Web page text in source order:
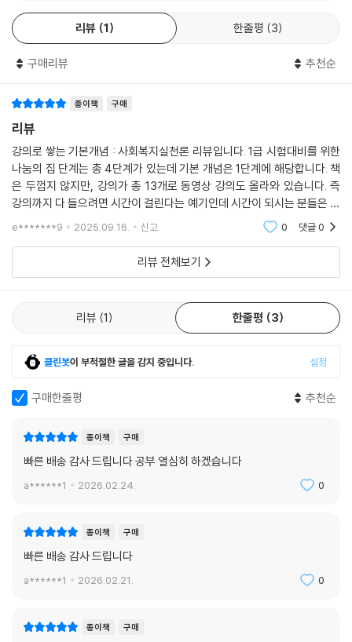
리뷰 1 한줄평 3
구매리뷰 추천순
종이책 구매
리뷰
강의로 쌓는 기본개념 : 사회복지실천론 리뷰입니다. 1급 시험대비를 위한
나눔의 집 단계는 총 4단계가 있는데 기본 개념은 1단계에 해당합니다. 책
은 두껍지 않지만, 강의가 총 13개로 동영상 강의도 올라와 있습니다. 즉
강의까지 다 들으려면 시간이 걸린다는 예기인데 시간이 되시는 분들은 기
본 강의 들으셔도 될 듯합니다. 전 만족하며 듣고 있습니다. 기본으로 잘
e*******9 2025.09.16. 신고 0 댓글0
리뷰 전체보기
리뷰 1 한줄평 3
클린봇이 부적절한 글을 감지 중입니다. 설정
구매한줄평 추천순
종이책 구매
빠른 배송 감사 드립니다 공부 열심히 하겠습니다
a******1 2026.02.24. 0
종이책 구매
빠른 배송 감사 드립니다
a******1 2026.02.21. 0
종이책 구매